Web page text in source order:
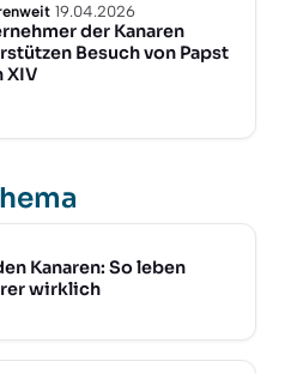
19.04.2026
der Kanaren
Besuch von Papst
XIV
Kanaren: So leben
wirklich